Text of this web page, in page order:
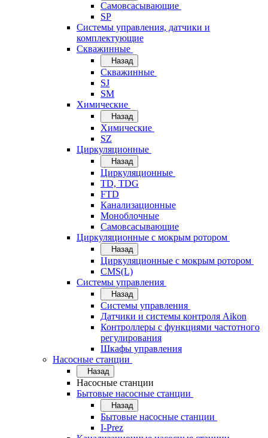
Самовсасывающие
SP
Системы управления, датчики и
комплектующие
Скважинные
Назад
Скважинные
SJ
SM
Химические
Назад
Химические
SZ
Циркуляционные
Назад
Циркуляционные
TD, TDG
FTD
Канализационные
Моноблочные
Самовсасывающие
Циркуляционные с мокрым ротором
Назад
Циркуляционные с мокрым ротором
CMS(L)
Системы управления
Назад
Системы управления
Датчики и системы контроля Aikon
Контроллеры с функциями частотного
регулирования
Шкафы управления
Насосные станции
Назад
Насосные станции
Бытовые насосные станции
Назад
Бытовые насосные станции
I-Prez